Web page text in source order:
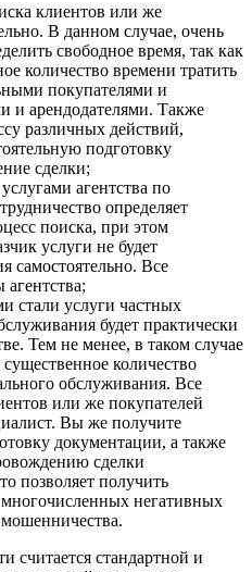
клиентов или же
В данном случае, очень
свободное время, так как
количество времени тратить
покупателями и
и арендодателями. Также
различных действий,
подготовку
сделки;
агентства по
определяет
поиска, при этом
услуги не будет
самостоятельно. Все
стали услуги частных
будет практически
Тем не менее, в таком случае
количество
обслуживания. Все
или же покупателей
Вы же получите
документации, а также
сделки
позволяет получить
негативных
считается стандартной и